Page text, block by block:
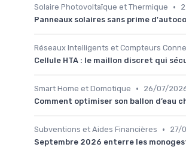
Solaire Photovoltaïque et Thermique •
Panneaux solaires sans prime
Réseaux Intelligents et Compteurs
Cellule HTA : le maillon discret qui
Smart Home et Domotique •
26/07/
Comment optimiser son ballon
Subventions et Aides Financières •
27/
Septembre 2026 enterre les